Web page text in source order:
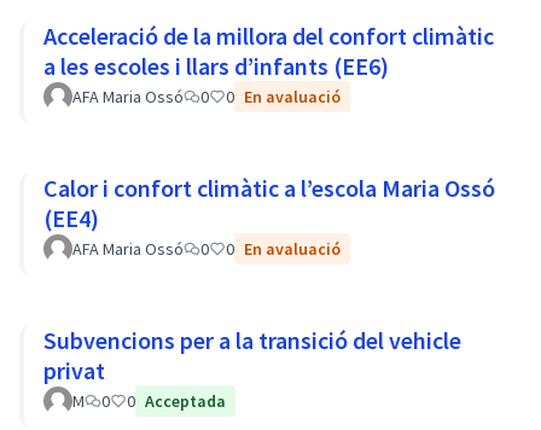
Acceleració de la millora del confort climàtic
a les escoles i llars d’infants (EE6)
AFA Maria Ossó 0 0 En avaluació
Calor i confort climàtic a l’escola Maria Ossó
(EE4)
AFA Maria Ossó 0 0 En avaluació
Subvencions per a la transició del vehicle
privat
M 0 0 Acceptada